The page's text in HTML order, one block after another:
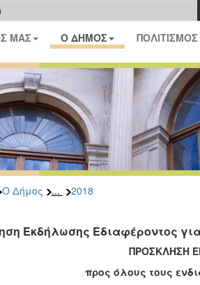
ΜΑΣ Ο ΔΗΜΟΣ ΠΟΛΙΤΙΣΜΟΣ
Ο Δήμος ... 2018
Εκδήλωσης Εδιαφέροντος
ΠΡΟΣΚΛΗΣΗ
προς όλους τους